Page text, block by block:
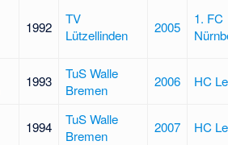
1992
TV
Lützellinden
2005
1. FC
1993
TuS Walle
Bremen
2006 HC
1994
TuS Walle
Bremen
2007 HC